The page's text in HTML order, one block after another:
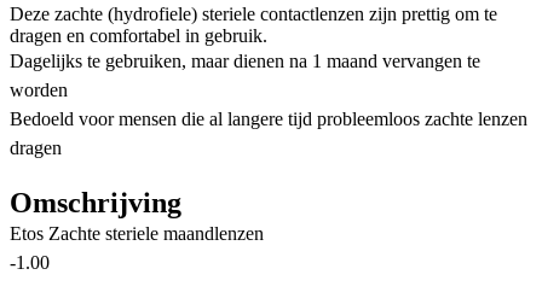
Deze zachte (hydrofiele) steriele contactlenzen zijn prettig om te
dragen en comfortabel in gebruik.
Dagelijks te gebruiken, maar dienen na 1 maand vervangen te
worden
Bedoeld voor mensen die al langere tijd probleemloos zachte lenzen
dragen
Omschrijving
Etos Zachte steriele maandlenzen
-1.00